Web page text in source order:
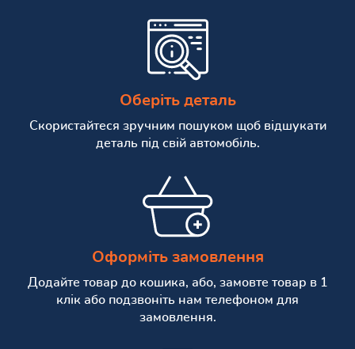
Оберіть деталь
Скористайтеся зручним пошуком щоб відшукати
деталь під свій автомобіль.
Оформіть замовлення
Додайте товар до кошика, або, замовте товар в 1
клік або подзвоніть нам телефоном для
замовлення.